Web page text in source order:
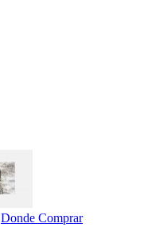
Donde Comprar